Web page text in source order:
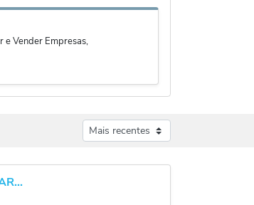
e Vender Empresas,